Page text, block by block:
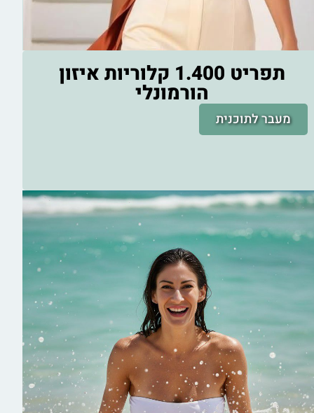
תפריט 1.400 קלוריות איזון
הורמונלי
מעבר לתוכנית
תפריט קיץ חטוב 1.450 קלוריות
לירידה במשקל
תוכנית פעולה+ תפריט 1.450 קלוריות קיץ חטוב
תפריט מפורט ל־14 יום עם ערכים תזונתיים, דגשים
חשובים והנחיות ליישום והתמדה.
עם מאכלים קיציים ומגוונים התומכים בתחושת שובע
ממושכת.
מתאים לאישה 40+ שרוצה לרדת 2–4 ק”ג בשבועיים,
לשפר את האנרגיה ולהרגיש קלילה ובריאה